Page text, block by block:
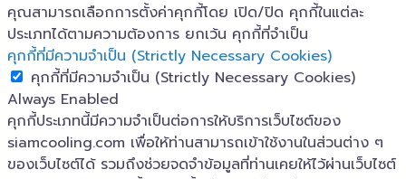
คุณสามารถเลือกการตั้งค่าคุกกี้โดย เปิด/ปิด คุกกี้ในแต่ละ
ประเภทได้ตามความต้องการ ยกเว้น คุกกี้ที่จำเป็น
คุกกี้ที่มีความจำเป็น (Strictly Necessary Cookies)
คุกกี้ที่มีความจำเป็น (Strictly Necessary Cookies)
Always Enabled
คุกกี้ประเภทนี้มีความจำเป็นต่อการให้บริการเว็บไซต์ของ
siamcooling.com เพื่อให้ท่านสามารถเข้าใช้งานในส่วนต่าง ๆ
ของเว็บไซต์ได้ รวมถึงช่วยจดจำข้อมูลที่ท่านเคยให้ไว้ผ่านเว็บไซต์